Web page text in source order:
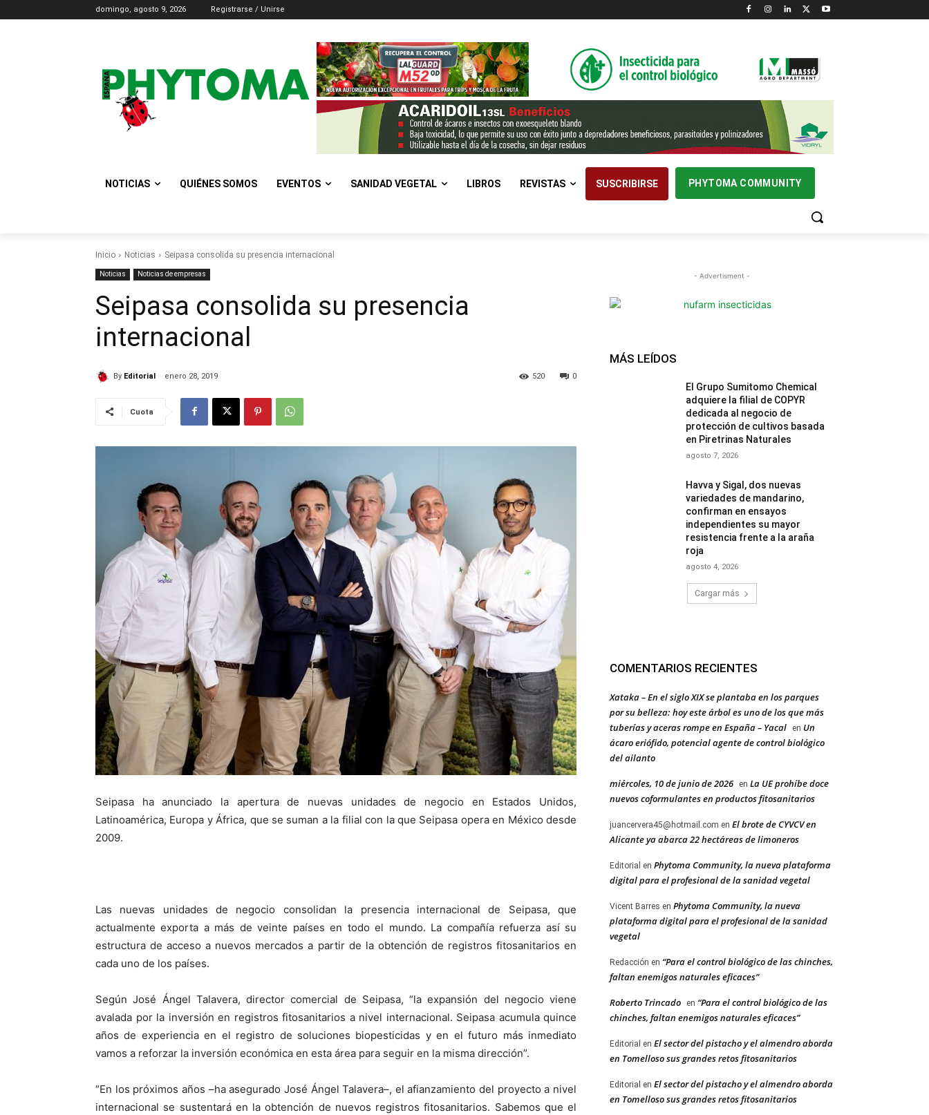
domingo, agosto 9, 2026 Registrarse / Unirse
NOTICIAS QUIÉNES SOMOS EVENTOS SANIDAD VEGETAL LIBROS REVISTAS SUSCRIBIRSE PHYTOMA COMMUNITY
Inicio Noticias Seipasa consolida su presencia internacional
Noticias Noticias de empresas
Seipasa consolida su presencia
internacional
By Editorial enero 28, 2019 0
520
Cuota
Seipasa ha anunciado la apertura de nuevas unidades de negocio en Estados Unidos,
Latinoamérica, Europa y África, que se suman a la filial con la que Seipasa opera en México desde
2009.
Las nuevas unidades de negocio consolidan la presencia internacional de Seipasa, que
actualmente exporta a más de veinte países en todo el mundo. La compañía refuerza así su
estructura de acceso a nuevos mercados a partir de la obtención de registros fitosanitarios en
cada uno de los países.
Según José Ángel Talavera, director comercial de Seipasa, “la expansión del negocio viene
avalada por la inversión en registros fitosanitarios a nivel internacional. Seipasa acumula quince
años de experiencia en el registro de soluciones biopesticidas y en el futuro más inmediato
vamos a reforzar la inversión económica en esta área para seguir en la misma dirección”.
“En los próximos años –ha asegurado José Ángel Talavera–, el afianzamiento del proyecto a nivel
internacional se sustentará en la obtención de nuevos registros fitosanitarios. Sabemos que el
- Advertisment -
MÁS LEÍDOS
El Grupo Sumitomo Chemical
adquiere la filial de COPYR
dedicada al negocio de
protección de cultivos basada
en Piretrinas Naturales
agosto 7, 2026
Havva y Sigal, dos nuevas
variedades de mandarino,
confirman en ensayos
independientes su mayor
resistencia frente a la araña
roja
agosto 4, 2026
Cargar más
COMENTARIOS RECIENTES
Xataka – En el siglo XIX se plantaba en los parques
por su belleza: hoy este árbol es uno de los que más
tuberías y aceras rompe en España – Yacal
en Un
ácaro eriófido, potencial agente de control biológico
del ailanto
miércoles, 10 de junio de 2026 en La UE prohíbe doce
nuevos coformulantes en productos fitosanitarios
juancervera45@hotmail.com en El brote de CYVCV en
Alicante ya abarca 22 hectáreas de limoneros
Editorial en Phytoma Community, la nueva plataforma
digital para el profesional de la sanidad vegetal
Vicent Barres en Phytoma Community, la nueva
plataforma digital para el profesional de la sanidad
vegetal
Redacción en “Para el control biológico de las chinches,
faltan enemigos naturales eficaces”
Roberto Trincado en “Para el control biológico de las
chinches, faltan enemigos naturales eficaces”
Editorial en El sector del pistacho y el almendro aborda
en Tomelloso sus grandes retos fitosanitarios
Editorial en El sector del pistacho y el almendro aborda
en Tomelloso sus grandes retos fitosanitarios